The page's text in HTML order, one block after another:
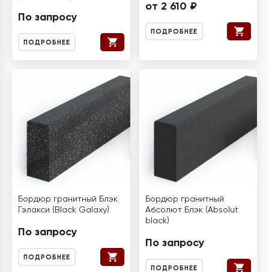
По запросу
ПОДРОБНЕЕ
от 2 610 ₽
ПОДРОБНЕЕ
Бордюр гранитный Блэк
Гэлакси (Black Galaxy)
По запросу
ПОДРОБНЕЕ
Бордюр гранитный
Абсолют Блэк (Absolut
black)
По запросу
ПОДРОБНЕЕ